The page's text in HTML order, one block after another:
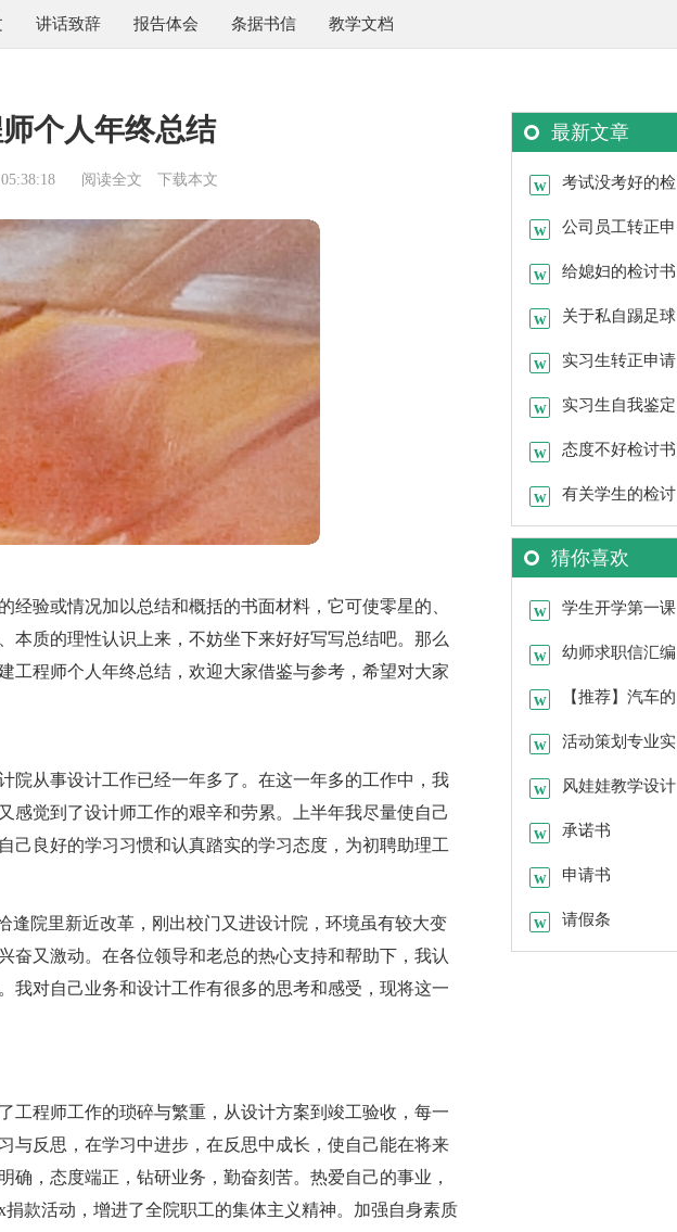
讲话致辞 报告体会 条据书信 教学文档
个人年终总结
阅读全文 下载本文
经验或情况加以总结和概括的书面材料，它可使零星的、
本质的理性认识上来，不妨坐下来好好写写总结吧。那么
工程师个人年终总结，欢迎大家借鉴与参考，希望对大家
院从事设计工作已经一年多了。在这一年多的工作中，我
感觉到了设计师工作的艰辛和劳累。上半年我尽量使自己
己良好的学习习惯和认真踏实的学习态度，为初聘助理工
逢院里新近改革，刚出校门又进设计院，环境虽有较大变
奋又激动。在各位领导和老总的热心支持和帮助下，我认
我对自己业务和设计工作有很多的思考和感受，现将这一
工程师工作的琐碎与繁重，从设计方案到竣工验收，每一
与反思，在学习中进步，在反思中成长，使自己能在将来
确，态度端正，钻研业务，勤奋刻苦。热爱自己的事业，
款活动，增进了全院职工的集体主义精神。加强自身素质
最新文章
考试没考好的检
讨书15篇公司员工转正申
请书【热门】
给媳妇的检讨书
15篇关于私自踢足球
的检讨书实习生转正申请
书(合集15篇)
实习生自我鉴定
15篇态度不好检讨书
有关学生的检讨
书
猜你喜欢
学生开学第一课
教案模板（通用6
篇）
幼师求职信汇编
15篇 【推荐】汽车的
实习报告四篇
活动策划专业实
习心得风娃娃教学设计
合集15篇
承诺书
申请书
请假条